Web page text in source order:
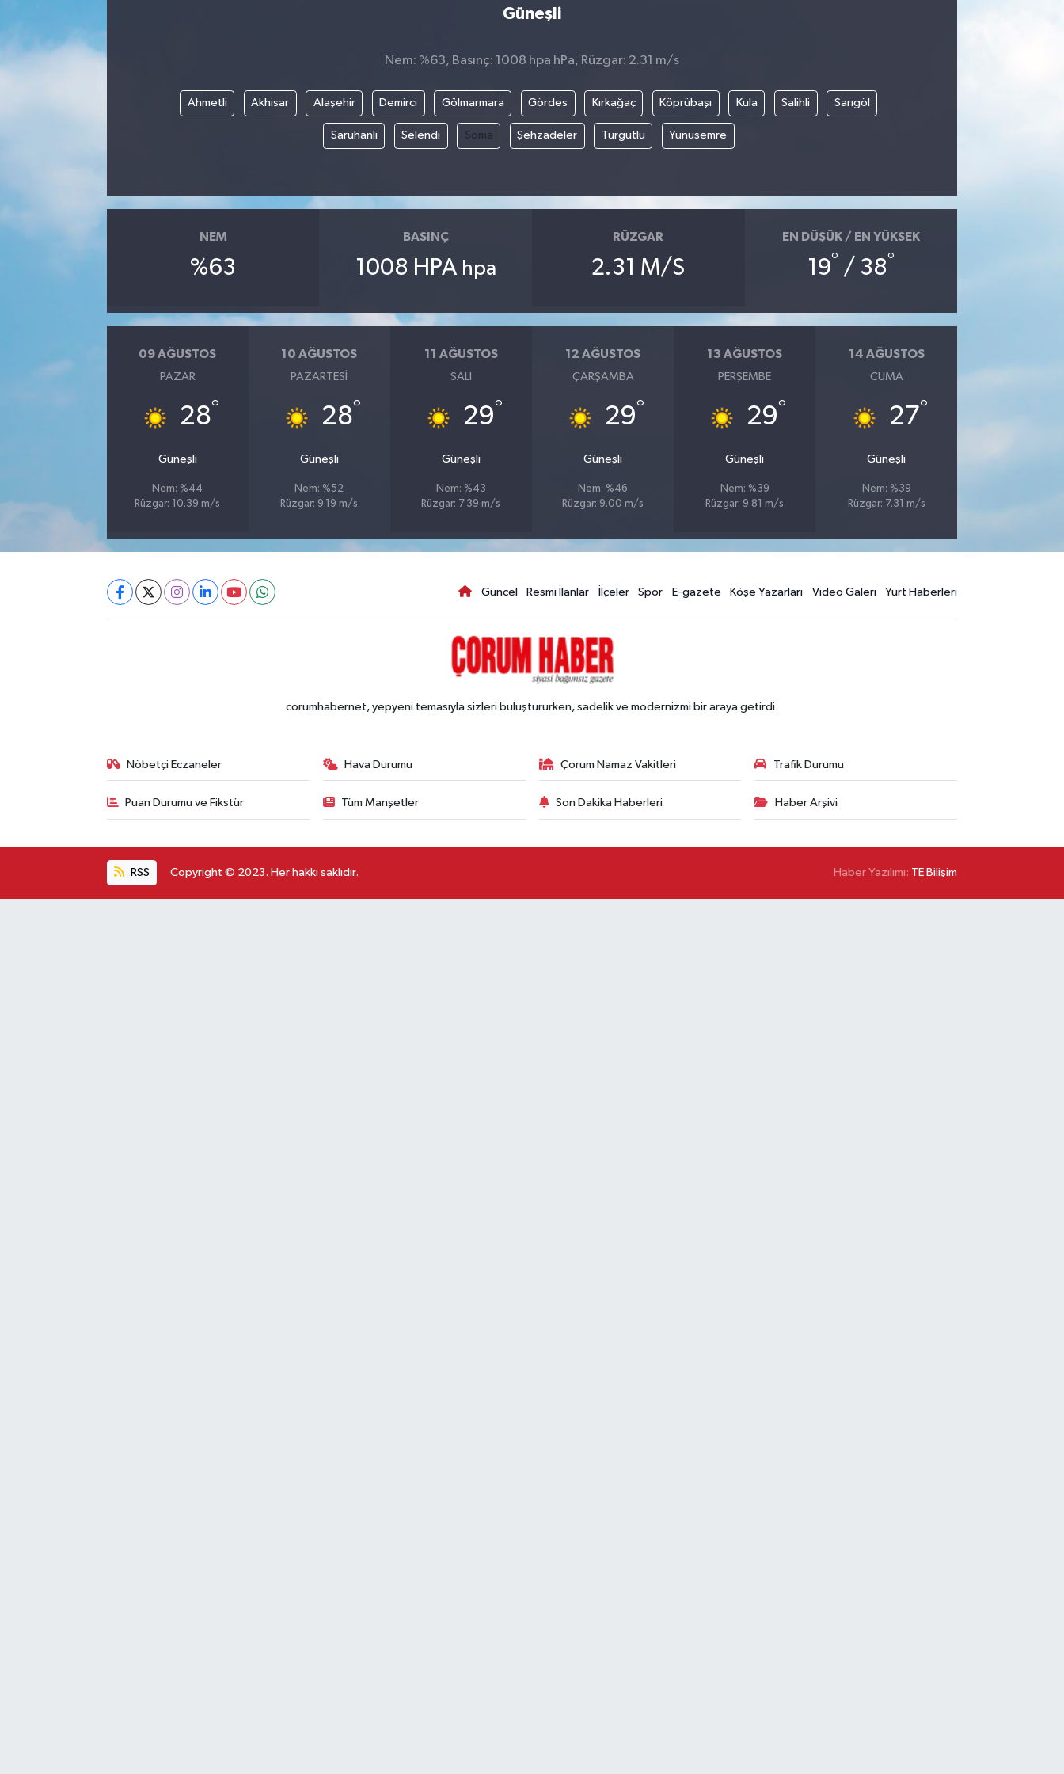
Güneşli
Nem: %63, Basınç: 1008 hpa hPa, Rüzgar: 2.31 m/s
Ahmetli Akhisar Alaşehir Demirci Gölmarmara Gördes Kırkağaç Köprübaşı Kula Salihli Sarıgöl
Saruhanlı Selendi Soma Şehzadeler Turgutlu Yunusemre
NEM
%63
BASINÇ
1008 HPA hpa
RÜZGAR
2.31 M/S
EN DÜŞÜK / EN YÜKSEK
19° / 38°
09 AĞUSTOS
PAZAR
28°
Güneşli
Nem: %44
Rüzgar: 10.39 m/s
10 AĞUSTOS
PAZARTESI
28°
Güneşli
Nem: %52
Rüzgar: 9.19 m/s
11 AĞUSTOS
SALI
29°
Güneşli
Nem: %43
Rüzgar: 7.39 m/s
12 AĞUSTOS
ÇARŞAMBA
29°
Güneşli
Nem: %46
Rüzgar: 9.00 m/s
13 AĞUSTOS
PERŞEMBE
29°
Güneşli
Nem: %39
Rüzgar: 9.81 m/s
14 AĞUSTOS
CUMA
27°
Güneşli
Nem: %39
Rüzgar: 7.31 m/s
Güncel Resmi İlanlar İlçeler Spor E-gazete Köşe Yazarları Video Galeri Yurt Haberleri
corumhabernet, yepyeni temasıyla sizleri buluştururken, sadelik ve modernizmi bir araya getirdi.
Nöbetçi Eczaneler Hava Durumu Çorum Namaz Vakitleri Trafik Durumu
Puan Durumu ve Fikstür Tüm Manşetler Son Dakika Haberleri Haber Arşivi
RSS Copyright © 2023. Her hakkı saklıdır. Haber Yazılımı: TE Bilişim
Kargı
Uğurludağ